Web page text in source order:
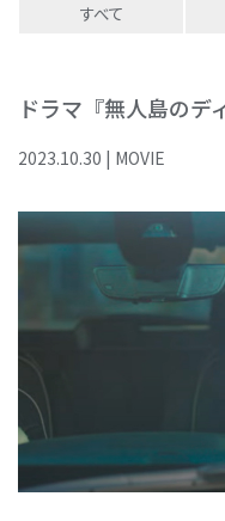
すべて
ドラマ『無人島のデ
2023.10.30 | MOVIE